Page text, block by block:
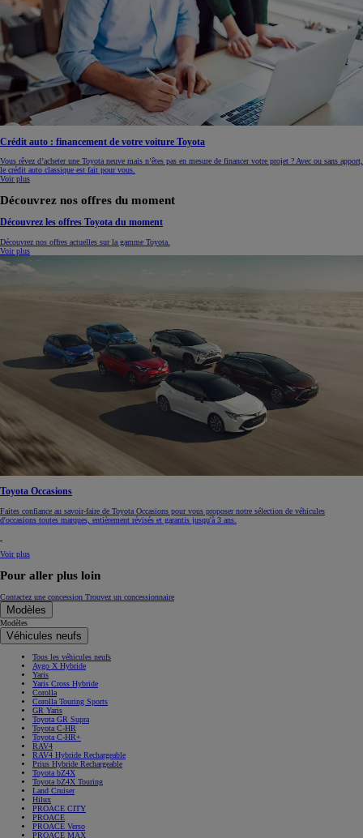
Crédit auto : financement de votre voiture Toyota
Vous rêvez d’acheter une Toyota neuve mais n’êtes pas en mesure de financer votre projet ? Avec ou sans apport,
le crédit auto classique est fait pour vous.
Voir plus
Découvrez nos offres du moment
Découvrez les offres Toyota du moment
Découvrez nos offres actuelles sur la gamme Toyota.
Voir plus
Toyota Occasions
Faites confiance au savoir-faire de Toyota Occasions pour vous proposer notre sélection de véhicules
d'occasions toutes marques, entièrement révisés et garantis jusqu'à 3 ans.
Voir plus
Pour aller plus loin
Contactez une concession Trouvez un concessionnaire
Modèles
Modèles
Véhicules neufs
Tous les véhicules neufs
Aygo X Hybride
Yaris
Yaris Cross Hybride
Corolla
Corolla Touring Sports
GR Yaris
Toyota GR Supra
Toyota C-HR
Toyota C-HR+
RAV4
RAV4 Hybride Rechargeable
Prius Hybride Rechargeable
Toyota bZ4X
Toyota bZ4X Touring
Land Cruiser
Hilux
PROACE CITY
PROACE
PROACE Verso
PROACE MAX